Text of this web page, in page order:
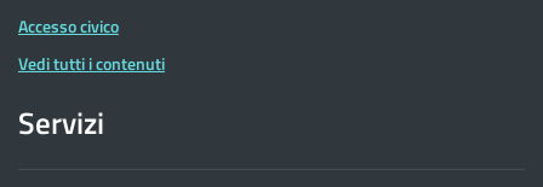
Accesso civico
Vedi tutti i contenuti
Servizi